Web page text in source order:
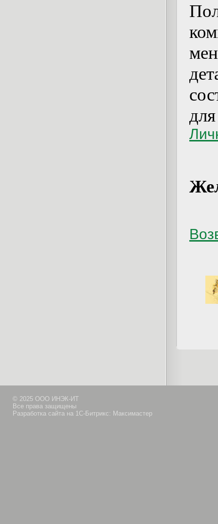
© 2025 ООО ИНЭК-ИТ
Все права защищены
Разработка сайта на 1С-Битрикс: Максимастер